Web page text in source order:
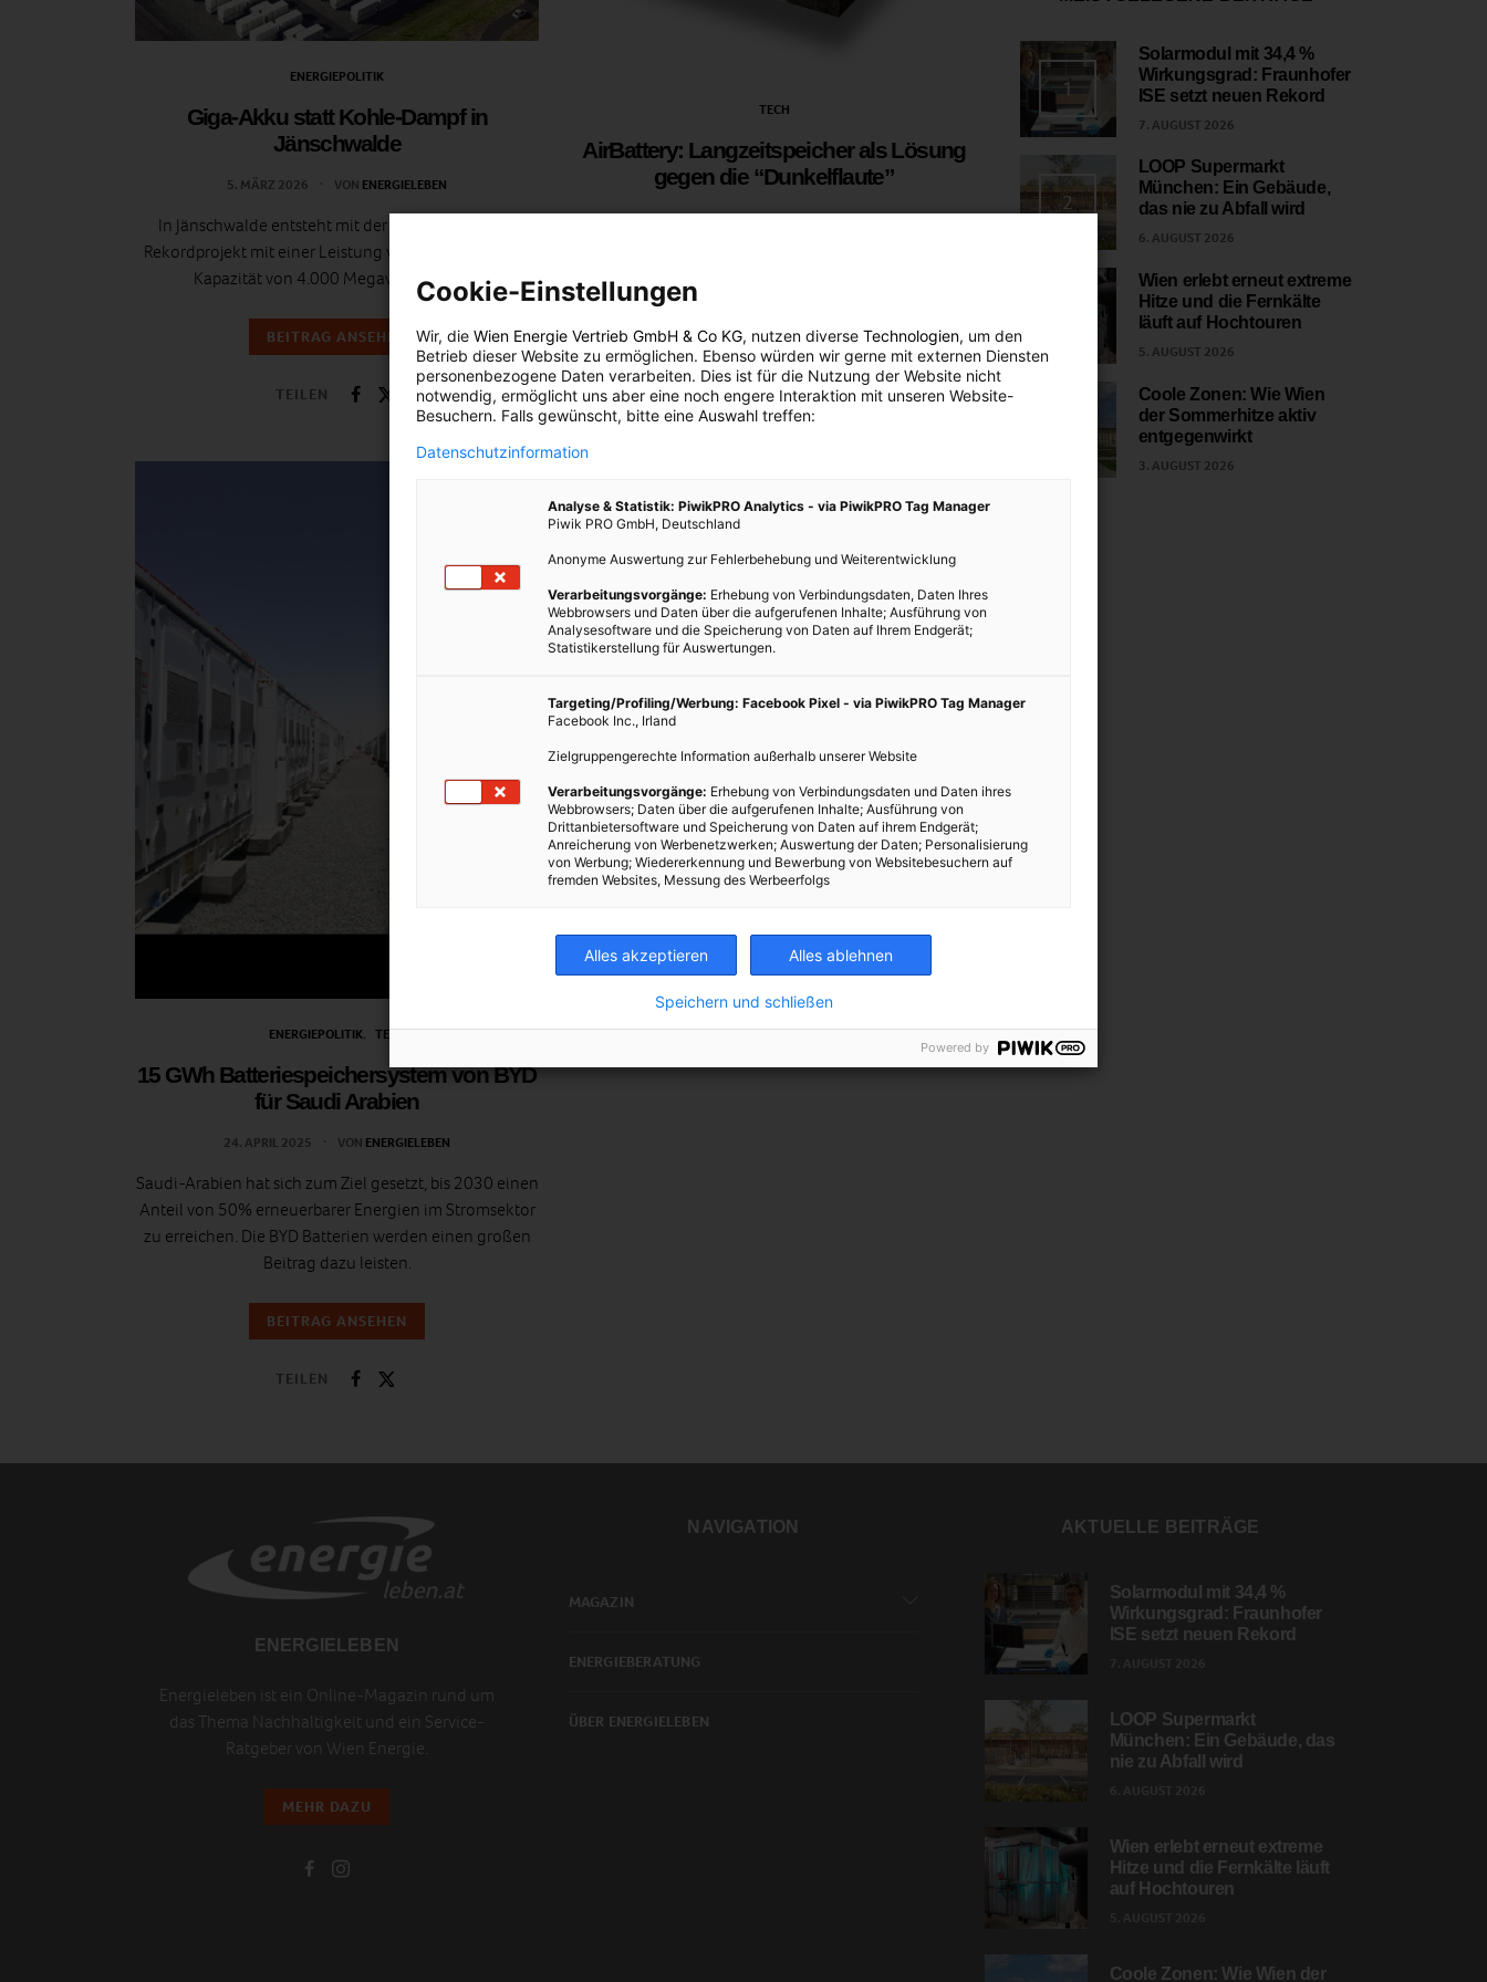
ENERGIEPOLITIK
Giga-Akku statt Kohle-Dampf in
Jänschwalde
5. MÄRZ 2026 VON ENERGIELEBEN
In Jänschwalde entsteht mit der „GigaBattery“ ein
Rekordprojekt mit einer Leistung von 1 GW und einer
Kapazität von 4.000 Megawattstunden.
BEITRAG ANSEHEN
TEILEN
ENERGIEPOLITIK TECH
15 GWh Batteriespeichersystem von BYD
für Saudi Arabien
24. APRIL 2025 VON ENERGIELEBEN
Saudi-Arabien hat sich zum Ziel gesetzt, bis 2030 einen
Anteil von 50% erneuerbarer Energien im Stromsektor
zu erreichen. Die BYD Batterien werden einen großen
Beitrag dazu leisten.
BEITRAG ANSEHEN
TEILEN
TECH
AirBattery: Langzeitspeicher als Lösung
gegen die “Dunkelflaute”
18. AUGUST 2025 VONENERGIELEBEN
(Compressed Air Energy Storage, CAES) mit
Pumpspeichertechnik. Überschüssiger Strom aus
erneuerbaren Quellen wird genutzt, um Luft in
unterirdischen Salzkavernen zu komprimieren.
BEITRAG ANSEHEN
1
Solarmodul mit 34,4 %
Wirkungsgrad: Fraunhofer
ISE setzt neuen Rekord
7. AUGUST 2026
2
LOOP Supermarkt
München: Ein Gebäude,
das nie zu Abfall wird
6. AUGUST 2026
Wien erlebt erneut extreme
Hitze und die Fernkälte
läuft auf Hochtouren
5. AUGUST 2026
Coole Zonen: Wie Wien
der Sommerhitze aktiv
entgegenwirkt
3. AUGUST 2026
ENERGIELEBEN
Energieleben ist ein Online-Magazin rund um
das Thema Nachhaltigkeit und ein Service-
Ratgeber von Wien Energie.
MEHR DAZU
NAVIGATION
MAGAZIN
ENERGIEBERATUNG
ÜBER ENERGIELEBEN
AKTUELLE BEITRÄGE
Solarmodul mit 34,4 %
Wirkungsgrad: Fraunhofer
ISE setzt neuen Rekord
LOOP Supermarkt
München: Ein Gebäude, das
nie zu Abfall wird
Wien erlebt erneut extreme
Hitze und die Fernkälte läuft
auf Hochtouren
Coole Zonen: Wie Wien der
Cookie-Einstellungen
Wir, die Wien Energie Vertrieb GmbH & Co KG, nutzen diverse Technologien, um den
Betrieb dieser Website zu ermöglichen. Ebenso würden wir gerne mit externen Diensten
personenbezogene Daten verarbeiten. Dies ist für die Nutzung der Website nicht
notwendig, ermöglicht uns aber eine noch engere Interaktion mit unseren Website-
Besuchern. Falls gewünscht, bitte eine Auswahl treffen:
Datenschutzinformation
Analyse & Statistik: PiwikPRO Analytics - via PiwikPRO Tag Manager
Piwik PRO GmbH, Deutschland
Anonyme Auswertung zur Fehlerbehebung und Weiterentwicklung
Verarbeitungsvorgänge: Erhebung von Verbindungsdaten, Daten Ihres
Webbrowsers und Daten über die aufgerufenen Inhalte; Ausführung von
Analysesoftware und die Speicherung von Daten auf Ihrem Endgerät;
Statistikerstellung für Auswertungen.
Targeting/Profiling/Werbung: Facebook Pixel - via PiwikPRO Tag Manager
Facebook Inc., Irland
Zielgruppengerechte Information außerhalb unserer Website
Verarbeitungsvorgänge: Erhebung von Verbindungsdaten und Daten ihres
Webbrowsers; Daten über die aufgerufenen Inhalte; Ausführung von
Drittanbietersoftware und Speicherung von Daten auf ihrem Endgerät;
Anreicherung von Werbenetzwerken; Auswertung der Daten; Personalisierung
von Werbung; Wiedererkennung und Bewerbung von Websitebesuchern auf
fremden Websites, Messung des Werbeerfolgs
Alles akzeptieren Alles ablehnen
Speichern und schließen
Powered by